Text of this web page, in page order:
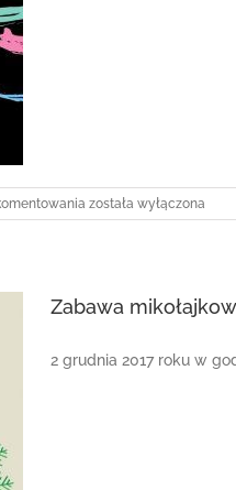
Świetlik
ruszył!
została wyłączona
Zabawa
2 grudnia 2017 roku w